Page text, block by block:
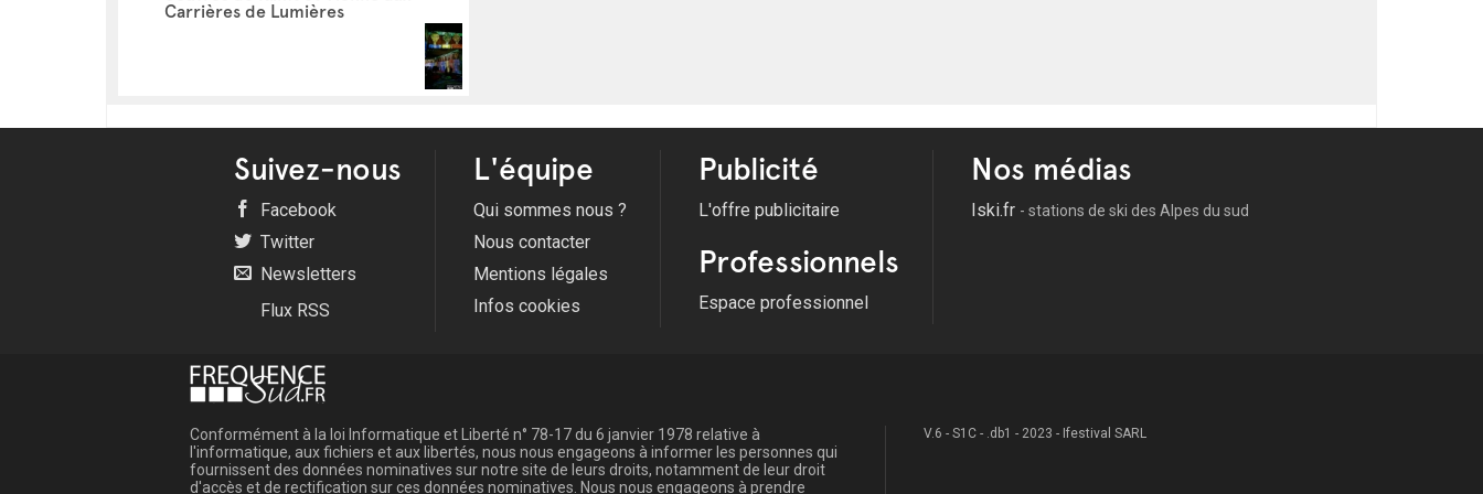
Carrières de Lumières
Suivez-nous
Facebook
Twitter
Newsletters
Flux RSS
L'équipe
Qui sommes nous ?
Nous contacter
Mentions légales
Infos cookies
Publicité
L'offre publicitaire
Professionnels
Espace professionnel
Nos médias
Iski.fr - stations de ski des Alpes du sud
Conformément à la loi Informatique et Liberté n° 78-17 du 6 janvier 1978 relative à
l'informatique, aux fichiers et aux libertés, nous nous engageons à informer les personnes qui
fournissent des données nominatives sur notre site de leurs droits, notamment de leur droit
d'accès et de rectification sur ces données nominatives. Nous nous engageons à prendre
V.6 - S1C - .db1 - 2023 - Ifestival SARL